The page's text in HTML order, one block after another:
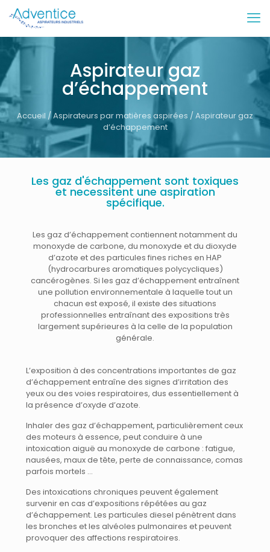
Aspirateur gaz
d’échappement
Accueil /Aspirateurs par matières aspirées / Aspirateur gaz
d’échappement
Les gaz d'échappement sont toxiques
et necessitent une aspiration
spécifique.
Les gaz d’échappement contiennent notamment du
monoxyde de carbone, du monoxyde et du dioxyde
d’azote et des particules fines riches en HAP
(hydrocarbures aromatiques polycycliques)
cancérogènes. Si les gaz d’échappement entraînent
une pollution environnementale à laquelle tout un
chacun est exposé, il existe des situations
professionnelles entraînant des expositions très
largement supérieures à la celle de la population
générale.
L’exposition à des concentrations importantes de gaz
d’échappement entraîne des signes d’irritation des
yeux ou des voies respiratoires, dus essentiellement à
la présence d’oxyde d’azote.
Inhaler des gaz d’échappement, particulièrement ceux
des moteurs à essence, peut conduire à une
intoxication aiguë au monoxyde de carbone : fatigue,
nausées, maux de tête, perte de connaissance, comas
parfois mortels …
Des intoxications chroniques peuvent également
survenir en cas d’expositions répétées au gaz
d’échappement. Les particules diesel pénètrent dans
les bronches et les alvéoles pulmonaires et peuvent
provoquer des affections respiratoires.